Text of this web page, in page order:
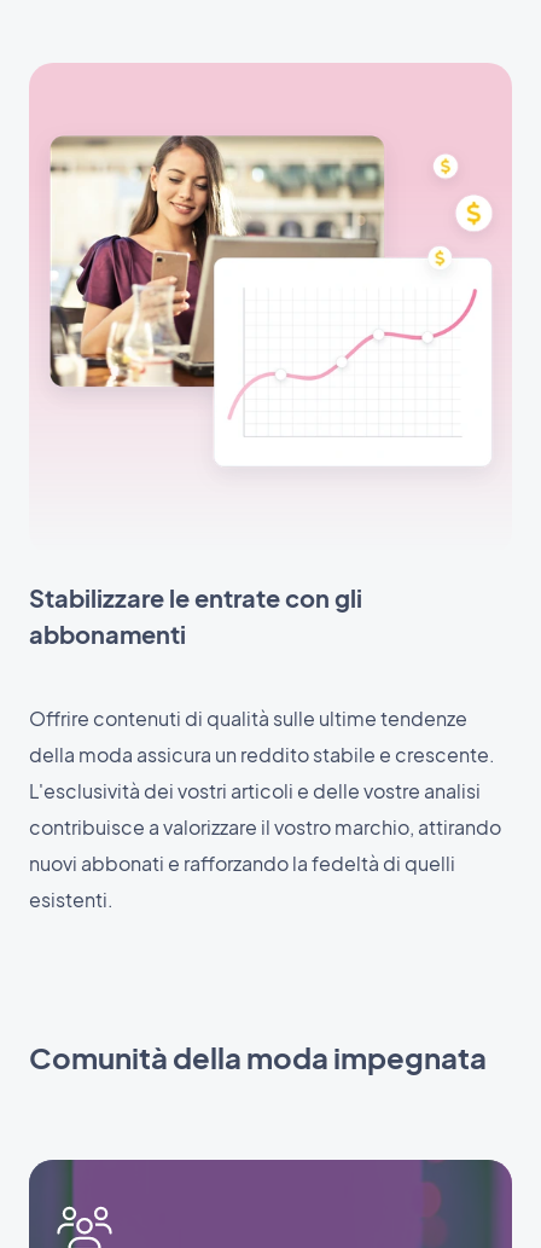
Stabilizzare le entrate con gli
abbonamenti
Offrire contenuti di qualità sulle ultime tendenze
della moda assicura un reddito stabile e crescente.
L'esclusività dei vostri articoli e delle vostre analisi
contribuisce a valorizzare il vostro marchio, attirando
nuovi abbonati e rafforzando la fedeltà di quelli
esistenti.
Comunità della moda impegnata